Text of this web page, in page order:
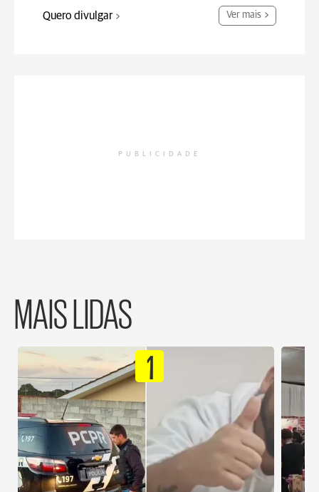
Quero divulgar Ver mais
PUBLICIDADE
MAIS LIDAS
1